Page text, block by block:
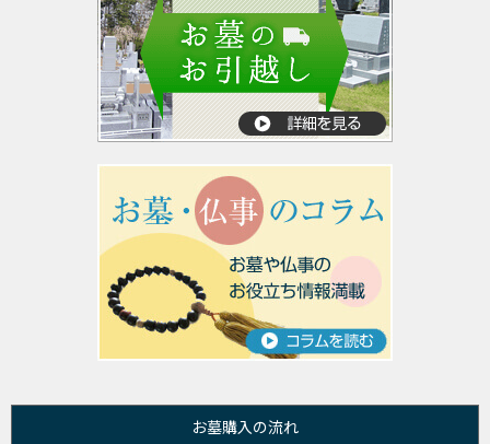
お墓購入の流れ